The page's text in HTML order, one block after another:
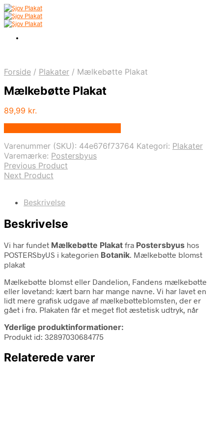
Forside / Plakater / Mælkebøtte Plakat
Mælkebøtte Plakat
89,99 kr.
Varenummer (SKU): 44e676f73764 Kategori: Plakater
Varemærke: Postersbyus
Previous Product
Next Product
Beskrivelse
Beskrivelse
Vi har fundet Mælkebøtte Plakat fra Postersbyus hos
POSTERSbyUS i kategorien Botanik. Mælkebøtte blomst
plakat
Mælkebøtte blomst eller Dandelion, Fandens mælkebøtte
eller løvetand: kært barn har mange navne. Vi har lavet en
lidt mere grafisk udgave af mælkebøtteblomsten, der er
gået i frø. Plakaten får et meget flot æstetisk udtryk, når
Yderlige produktinformationer:
Produkt id: 32897030684775
Relaterede varer